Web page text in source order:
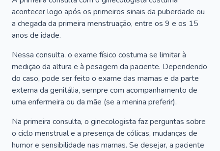
acontecer logo após os primeiros sinais da puberdade ou
a chegada da primeira menstruação, entre os 9 e os 15
anos de idade.
Nessa consulta, o exame físico costuma se limitar à
medição da altura e à pesagem da paciente. Dependendo
do caso, pode ser feito o exame das mamas e da parte
externa da genitália, sempre com acompanhamento de
uma enfermeira ou da mãe (se a menina preferir).
Na primeira consulta, o ginecologista faz perguntas sobre
o ciclo menstrual e a presença de cólicas, mudanças de
humor e sensibilidade nas mamas. Se desejar, a paciente